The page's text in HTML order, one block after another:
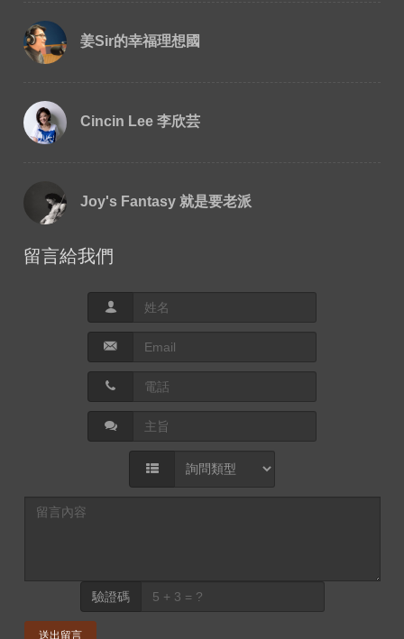
姜Sir的幸福理想國
Cincin Lee 李欣芸
Joy's Fantasy 就是要老派
留言給我們
驗證碼
送出留言